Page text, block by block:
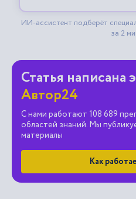
Статья написана
Автор24
С нами работают 108 689
областей знаний. Мы
материалы
Как